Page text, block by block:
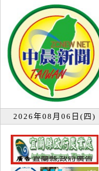
2026年08月06日(四)